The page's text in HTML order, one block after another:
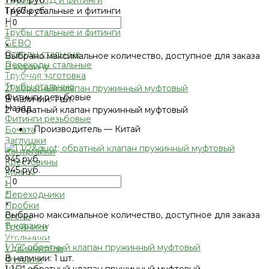
Трубы стальные и фитинги
Назад
Трубы стальные и фитинги
GEBO
Отводы стальные
Переходы стальные
Трубная заготовка
Трубы стальные
Фитинги резьбовые
Назад
Фитинги резьбовые
Бочата
Заглушки
Контргайки
Крестовины
Муфты
Нипеля
Переходники
Пробки
Сгоны
Тройники
Угольники
Удлиннители
Футорки
1 467 руб.
-
+
×
Выбрано максимальное количество, доступное для заказа
В корзину
Добавлено
2" обратный клапан пружинный муфтовый
В наличии: 1 шт.
2" обратный клапан пружинный муфтовый
•Производитель — Китай
945 руб.
945 руб.
-
+
×
Выбрано максимальное количество, доступное для заказа
В корзину
Добавлено
1 1/2" обратный клапан пружинный муфтовый
В наличии: 1 шт.